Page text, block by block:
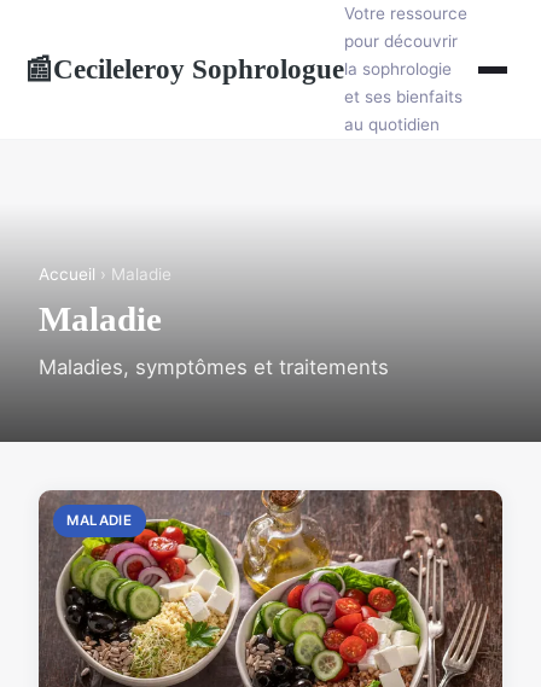
📰Cecileleroy Sophrologue
Votre ressource
pour découvrir
la sophrologie
et ses bienfaits
au quotidien
Accueil › Maladie
Maladie
Maladies, symptômes et traitements
MALADIE